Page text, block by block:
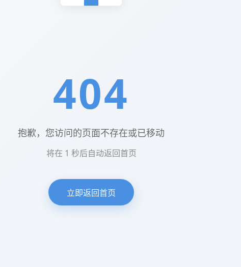
404
抱歉，您访问的页面不存在或已移动
将在 1 秒后自动返回首页
立即返回首页